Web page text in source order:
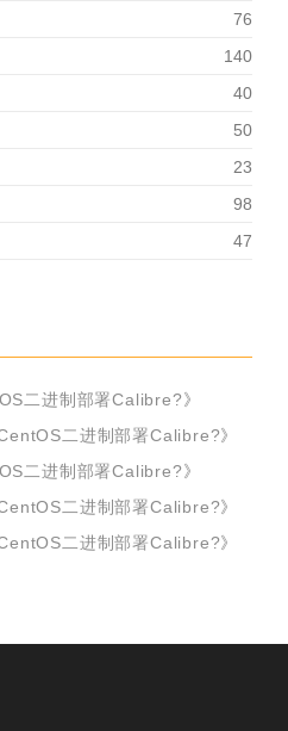
76
140
40
50
23
98
47
二进制部署Calibre?》
二进制部署Calibre?》
二进制部署Calibre?》
二进制部署Calibre?》
二进制部署Calibre?》